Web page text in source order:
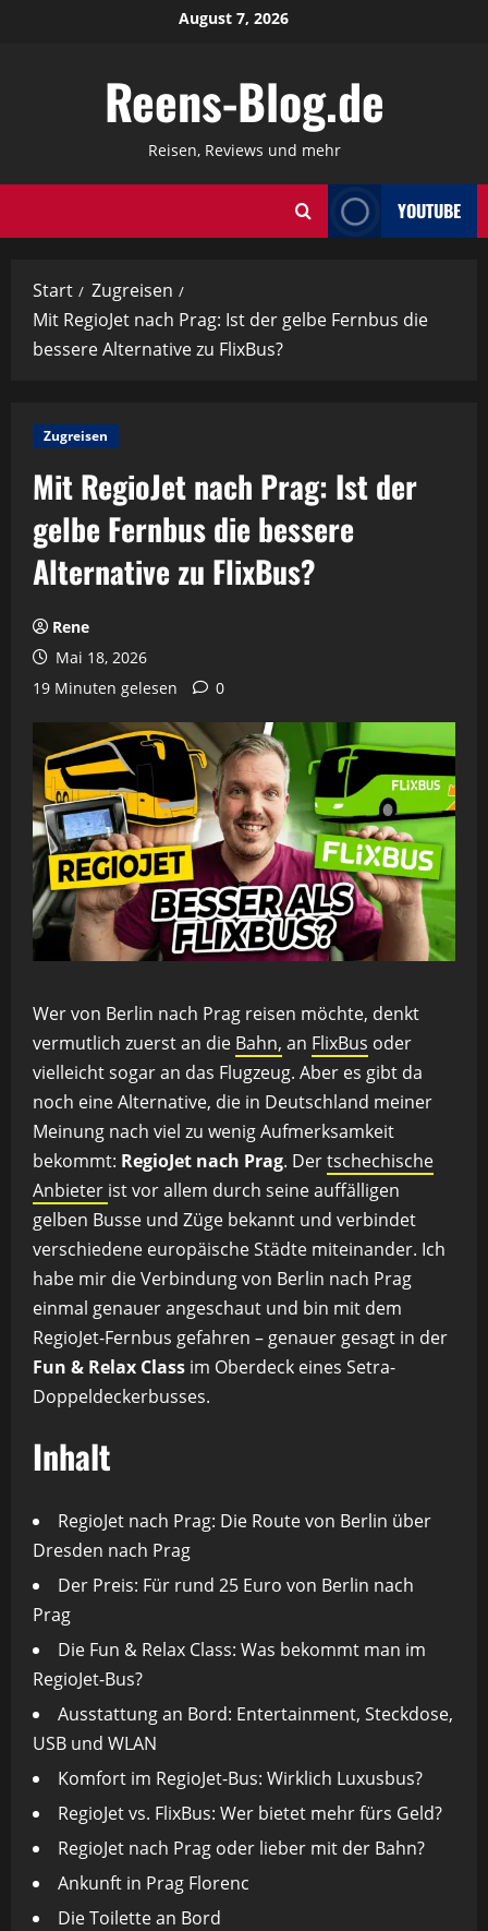
August 7, 2026
Reens-Blog.de
Reisen, Reviews und mehr
YOUTUBE
Start
Zugreisen
Mit RegioJet nach Prag: Ist der gelbe Fernbus die
bessere Alternative zu FlixBus?
Zugreisen
Mit RegioJet nach Prag: Ist der
gelbe Fernbus die bessere
Alternative zu FlixBus?
Rene
Mai 18, 2026
19 Minuten gelesen
0
Wer von Berlin nach Prag reisen möchte, denkt
vermutlich zuerst an die Bahn, an FlixBus oder
vielleicht sogar an das Flugzeug. Aber es gibt da
noch eine Alternative, die in Deutschland meiner
Meinung nach viel zu wenig Aufmerksamkeit
bekommt: RegioJet nach Prag. Dertschechische
Anbieter ist vor allem durch seine auffälligen
gelben Busse und Züge bekannt und verbindet
verschiedene europäische Städte miteinander. Ich
habe mir die Verbindung von Berlin nach Prag
einmal genauer angeschaut und bin mit dem
RegioJet-Fernbus gefahren – genauer gesagt in der
Fun & Relax Class im Oberdeck eines Setra-
Doppeldeckerbusses.
Inhalt
RegioJet nach Prag: Die Route von Berlin über
Dresden nach Prag
Der Preis: Für rund 25 Euro von Berlin nach
Prag
Die Fun & Relax Class: Was bekommt man im
RegioJet-Bus?
Ausstattung an Bord: Entertainment, Steckdose,
USB und WLAN
Komfort im RegioJet-Bus: Wirklich Luxusbus?
RegioJet vs. FlixBus: Wer bietet mehr fürs Geld?
RegioJet nach Prag oder lieber mit der Bahn?
Ankunft in Prag Florenc
Die Toilette an Bord